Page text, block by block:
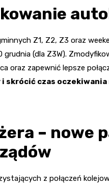
Z1, Z2, Z3 oraz
grudnia (dla Z3W).
oraz zapewnić lepsze
skrócić czas
– nowe
z połączeń